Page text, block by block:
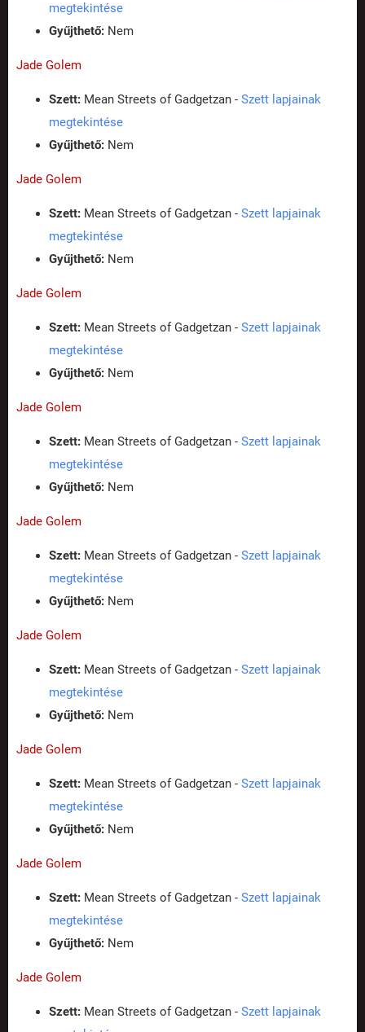
megtekintése
Gyűjthető: Nem
Jade Golem
Szett: Mean Streets of Gadgetzan - Szett lapjainak
megtekintése
Gyűjthető: Nem
Jade Golem
Szett: Mean Streets of Gadgetzan - Szett lapjainak
megtekintése
Gyűjthető: Nem
Jade Golem
Szett: Mean Streets of Gadgetzan - Szett lapjainak
megtekintése
Gyűjthető: Nem
Jade Golem
Szett: Mean Streets of Gadgetzan - Szett lapjainak
megtekintése
Gyűjthető: Nem
Jade Golem
Szett: Mean Streets of Gadgetzan - Szett lapjainak
megtekintése
Gyűjthető: Nem
Jade Golem
Szett: Mean Streets of Gadgetzan - Szett lapjainak
megtekintése
Gyűjthető: Nem
Jade Golem
Szett: Mean Streets of Gadgetzan - Szett lapjainak
megtekintése
Gyűjthető: Nem
Jade Golem
Szett: Mean Streets of Gadgetzan - Szett lapjainak
megtekintése
Gyűjthető: Nem
Jade Golem
Szett: Mean Streets of Gadgetzan - Szett lapjainak